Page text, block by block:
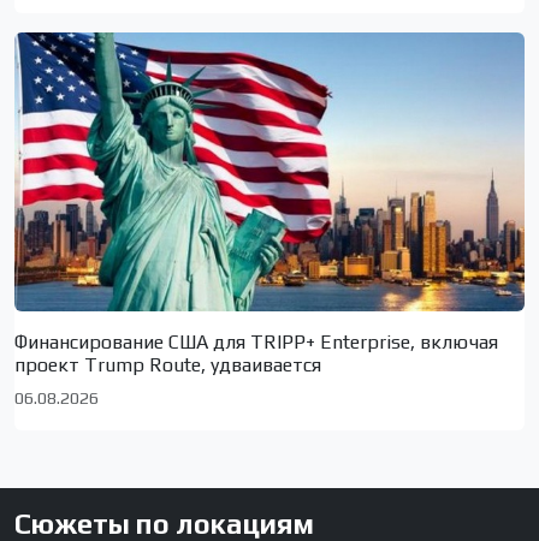
Финансирование США для TRIPP+ Enterprise, включая
проект Trump Route, удваивается
06.08.2026
Сюжеты по локациям